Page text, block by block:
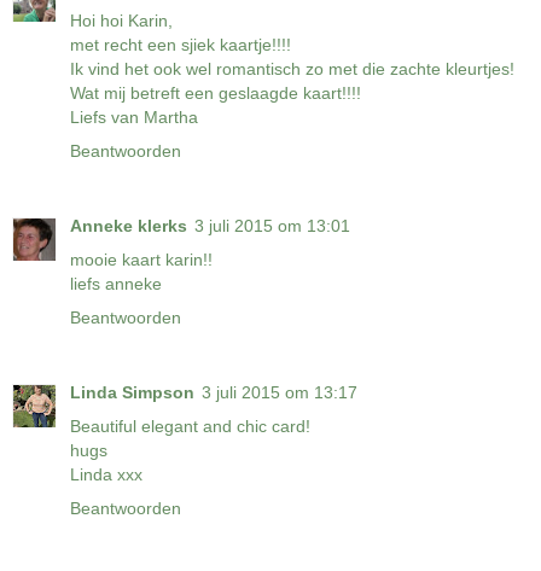
Hoi hoi Karin,
met recht een sjiek kaartje!!!!
Ik vind het ook wel romantisch zo met die zachte kleurtjes!
Wat mij betreft een geslaagde kaart!!!!
Liefs van Martha
Beantwoorden
Anneke klerks 3 juli 2015 om 13:01
mooie kaart karin!!
liefs anneke
Beantwoorden
Linda Simpson 3 juli 2015 om 13:17
Beautiful elegant and chic card!
hugs
Linda xxx
Beantwoorden